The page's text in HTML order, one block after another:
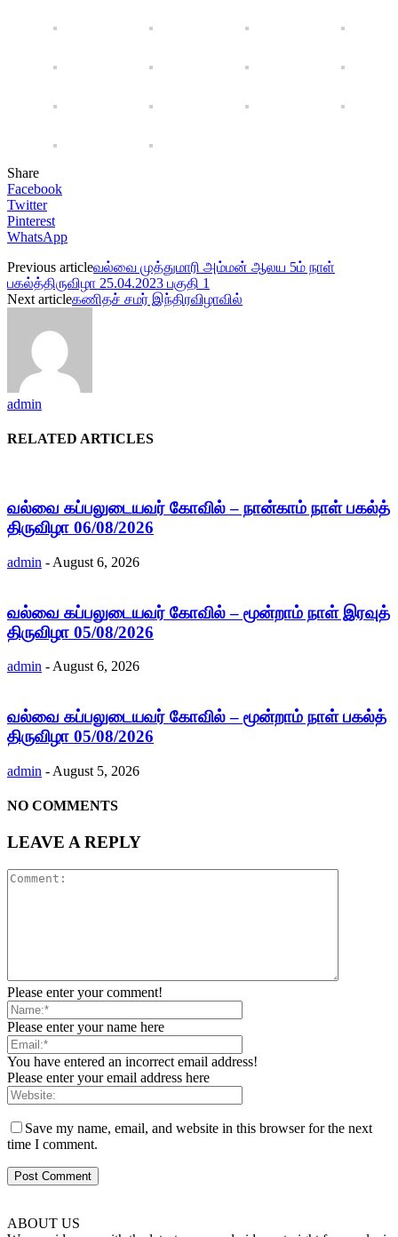
Share
Facebook
Twitter
Pinterest
WhatsApp
Previous articleவல்வை முத்துமாரி அம்மன் ஆலய 5ம் நாள்
பகல்த்திருவிழா 25.04.2023 பகுதி 1
Next articleகணிதச் சமர் இந்திரவிழாவில்
admin
RELATED ARTICLES
வல்வை கப்பலுடையவர் கோவில் – நான்காம் நாள் பகல்த்
திருவிழா 06/08/2026
admin - August 6, 2026
வல்வை கப்பலுடையவர் கோவில் – மூன்றாம் நாள் இரவுத்
திருவிழா 05/08/2026
admin - August 6, 2026
வல்வை கப்பலுடையவர் கோவில் – மூன்றாம் நாள் பகல்த்
திருவிழா 05/08/2026
admin - August 5, 2026
NO COMMENTS
LEAVE A REPLY
Please enter your comment!
Please enter your name here
You have entered an incorrect email address!
Please enter your email address here
Save my name, email, and website in this browser for the next
time I comment.
ABOUT US